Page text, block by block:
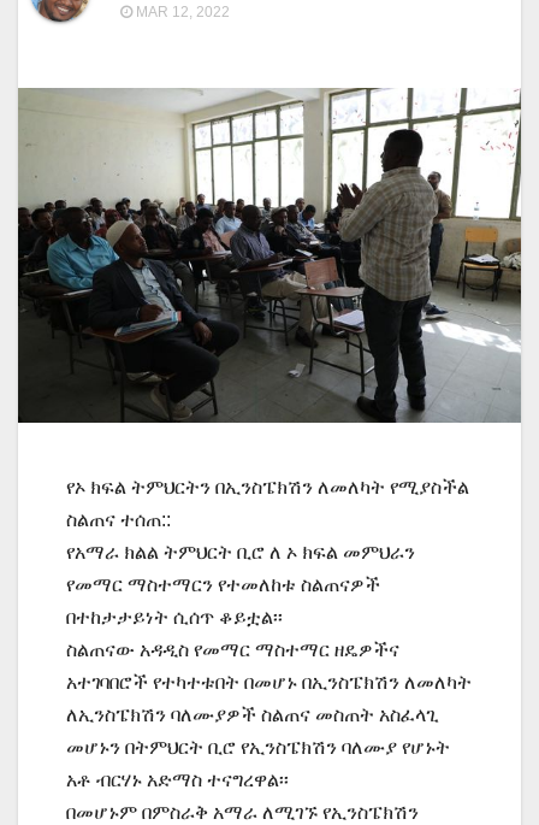
MAR 12, 2022
የኦ ክፍል ትምህርትን በኢንስፔክሽን ለመለካት የሚያስችል
ስልጠና ተሰጠ::
የአማራ ክልል ትምህርት ቢሮ ለ ኦ ክፍል መምህራን
የመማር ማስተማርን የተመለከቱ ስልጠናዎች
በተከታታይነት ሲሰጥ ቆይቷል፡፡
ስልጠናው አዳዲስ የመማር ማስተማር ዘዴዎችና
አተገባበሮች የተካተቱበት በመሆኑ በኢንስፔክሽን ለመለካት
ለኢንስፔክሽን ባለሙያዎች ስልጠና መስጠት አስፈላጊ
መሆኑን በትምህርት ቢሮ የኢንስፔክሽን ባለሙያ የሆኑት
አቶ ብርሃኑ አድማስ ተናግረዋል፡፡
በመሆኑም በምስራቅ አማራ ለሚገኙ የኢንስፔክሽን